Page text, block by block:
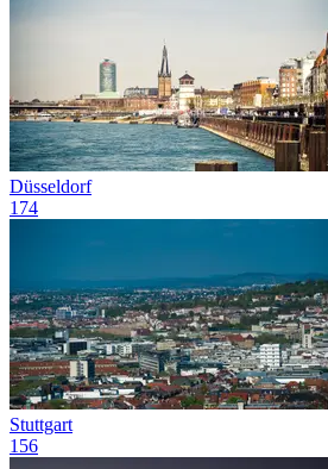
Düsseldorf
174
Stuttgart
156